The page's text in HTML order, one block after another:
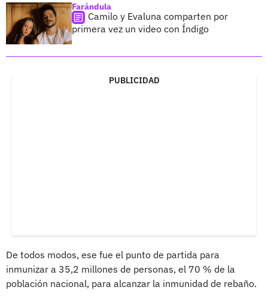
Farándula
Camilo y Evaluna comparten por
primera vez un video con Índigo
PUBLICIDAD
De todos modos, ese fue el punto de partida para
inmunizar a 35,2 millones de personas, el 70 % de la
población nacional, para alcanzar la inmunidad de rebaño.